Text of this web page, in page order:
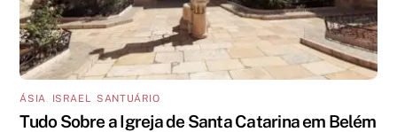
ÁSIA ISRAEL SANTUÁRIO
Tudo Sobre a Igreja de Santa Catarina em Belém